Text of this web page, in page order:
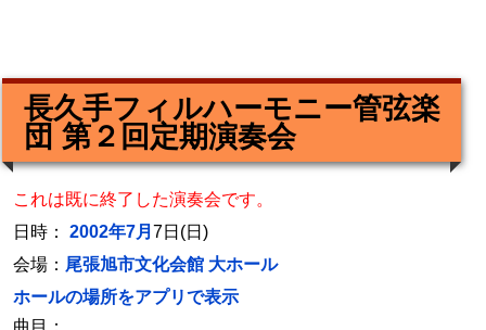
長久手フィルハーモニー管弦楽
団 第２回定期演奏会
これは既に終了した演奏会です。
日時： 2002年7月 7日(日)
会場： 尾張旭市文化会館 大ホール
ホールの場所をアプリで表示
曲目：